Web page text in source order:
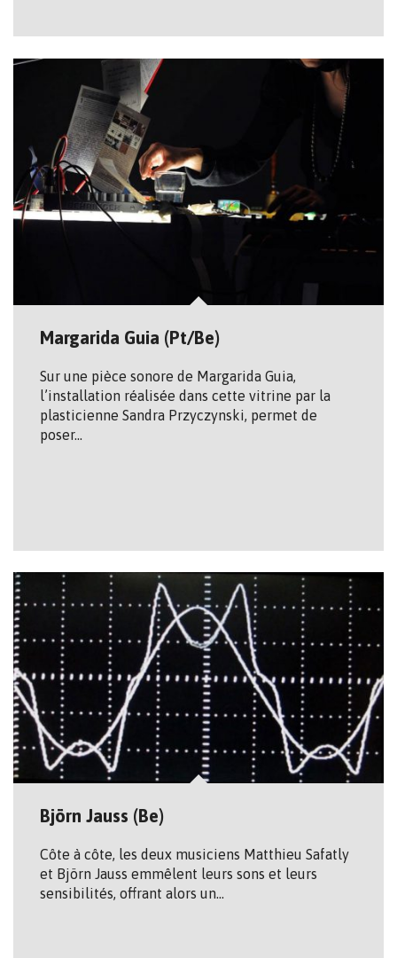
Margarida Guia (Pt/Be)
Sur une pièce sonore de Margarida Guia,
l’installation réalisée dans cette vitrine par la
plasticienne Sandra Przyczynski, permet de
poser…
Björn Jauss (Be)
Côte à côte, les deux musiciens Matthieu Safatly
et Björn Jauss emmêlent leurs sons et leurs
sensibilités, offrant alors un…